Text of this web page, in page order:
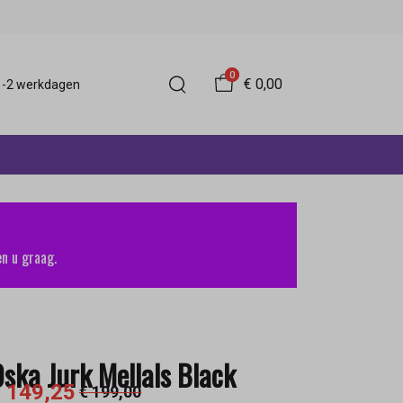
2 werkdagen
0
€ 0,00
u graag.
Jurk Mellals Black
149,25 € 199,00